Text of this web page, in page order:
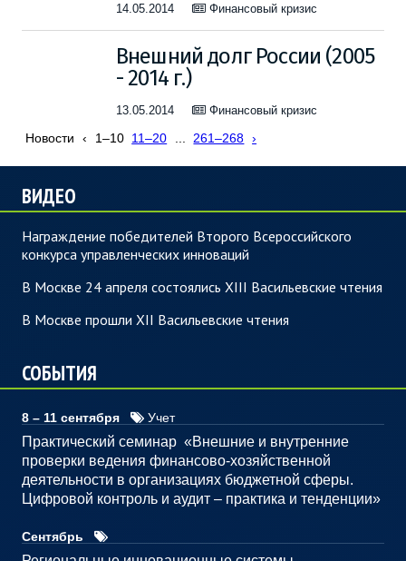
14.05.2014 Финансовый кризис
Внешний долг России (2005
- 2014 г.)
13.05.2014 Финансовый кризис
Новости ‹ 1–10 11–20 261–268 ›
ВИДЕО
Награждение победителей Второго Всероссийского
конкурса управленческих инноваций
В Москве 24 апреля состоялись XIII Васильевские чтения
В Москве прошли XII Васильевские чтения
СОБЫТИЯ
8 – 11 сентября Учет
Практический семинар «Внешние и внутренние
проверки ведения финансово-хозяйственной
деятельности в организациях бюджетной сферы.
Цифровой контроль и аудит – практика и тенденции»
Сентябрь